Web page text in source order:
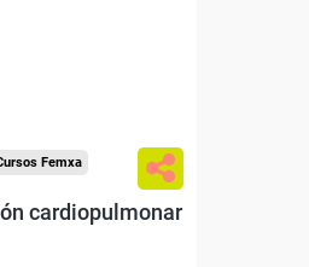
Femxa
cardiopulmonar